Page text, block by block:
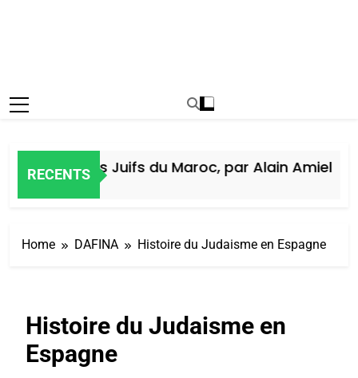
RECENTS
des Juifs du Maroc, par Alain Amiel
Home DAFINA Histoire du Judaisme en Espagne
Histoire du Judaisme en
Espagne